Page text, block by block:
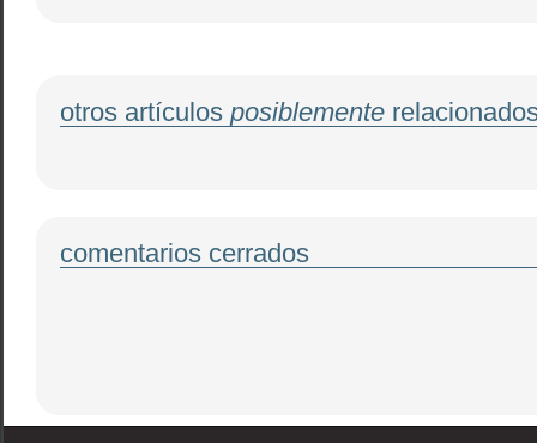
otros artículos posiblemente
comentarios cerrados